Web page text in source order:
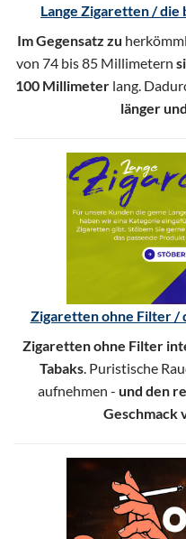
Lange Zigaretten /
Im Gegensatz zu
von 74 bis 85 Millimetern
100 Millimeter lang.
länger
Zigaretten ohne Filter /
Zigaretten ohne Filter
Tabaks. Puristische
aufnehmen - und den
Geschmack